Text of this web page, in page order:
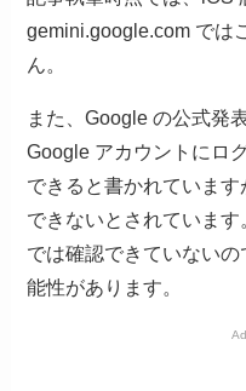
gemini.google.com では
ん。
また、Google の公式発
Google アカウントにロ
できると書かれていま
できないとされていま
では確認できていない
能性があります。